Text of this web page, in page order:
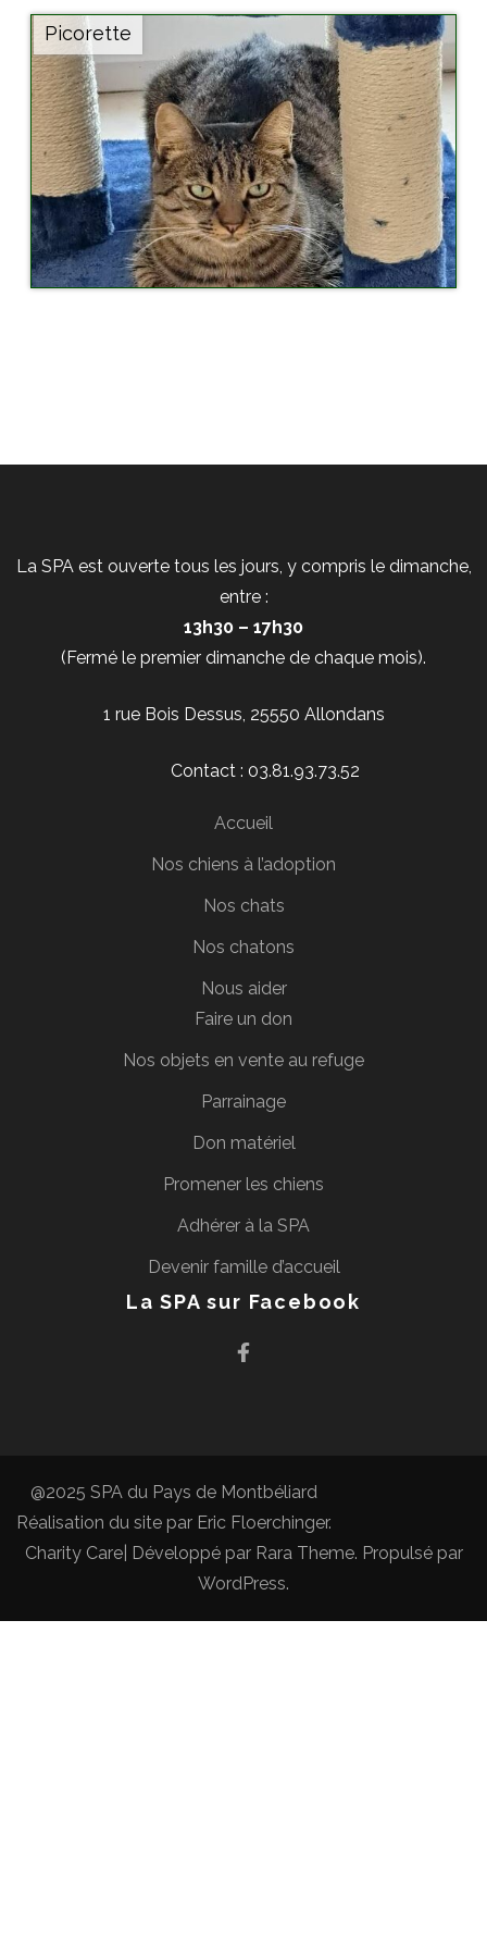
Picorette
La SPA est ouverte tous les jours, y compris le dimanche,
entre :
13h30 – 17h30
(Fermé le premier dimanche de chaque mois).
1 rue Bois Dessus, 25550 Allondans
Contact : 03.81.93.73.52
Accueil
Nos chiens à l’adoption
Nos chats
Nos chatons
Nous aider
Faire un don
Nos objets en vente au refuge
Parrainage
Don matériel
Promener les chiens
Adhérer à la SPA
Devenir famille d’accueil
La SPA sur Facebook
@2025 SPA du Pays de Montbéliard
Réalisation du site par Eric Floerchinger.
Charity Care| Développé par Rara Theme. Propulsé par
WordPress.